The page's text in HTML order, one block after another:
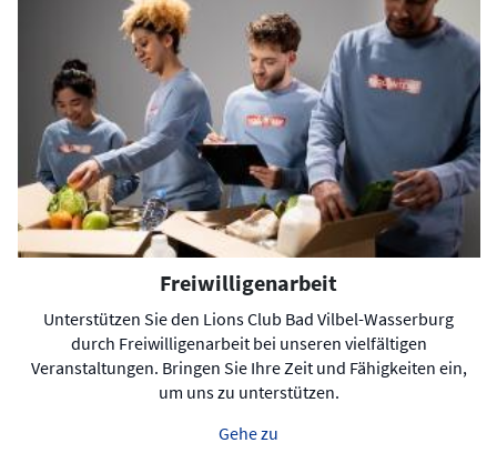
Freiwilligenarbeit
Unterstützen Sie den Lions Club Bad Vilbel-Wasserburg
durch Freiwilligenarbeit bei unseren vielfältigen
Veranstaltungen. Bringen Sie Ihre Zeit und Fähigkeiten ein,
um uns zu unterstützen.
Gehe zu